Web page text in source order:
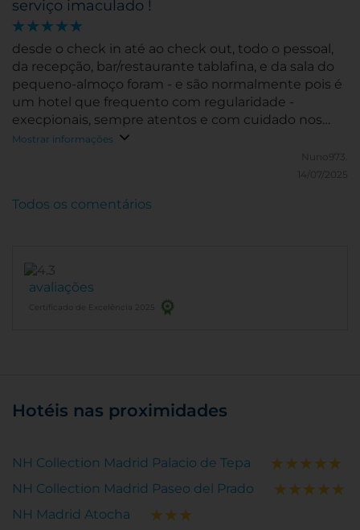
serviço imaculado !
desde o check in até ao check out, todo o pessoal,
da recepção, bar/restaurante tablafina, e da sala do
pequeno-almoço foram - e são normalmente pois é
um hotel que frequento com regularidade -
execpionais, sempre atentos e com cuidado nos
detalhes
Mostrar informações
Nuno973.
14/07/2025
avaliações
Certificado de Excelência 2025
Todos os comentários
Hotéis nas proximidades
NH Collection Madrid Palacio de Tepa
NH Collection Madrid Paseo del Prado
NH Madrid Atocha